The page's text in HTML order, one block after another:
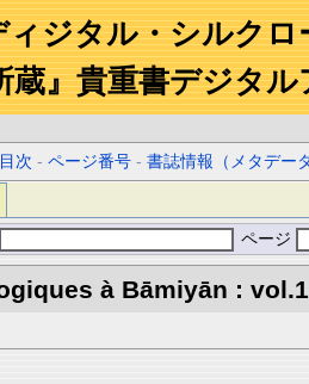
ィジタル・シルク
蔵』貴重書デジタ
目次 -ページ番号 -書誌情報（メタデータ
ページ
à Bāmiyān : vol.1